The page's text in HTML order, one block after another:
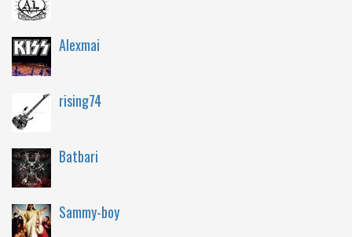
Alexmai
rising74
Batbari
Sammy-boy